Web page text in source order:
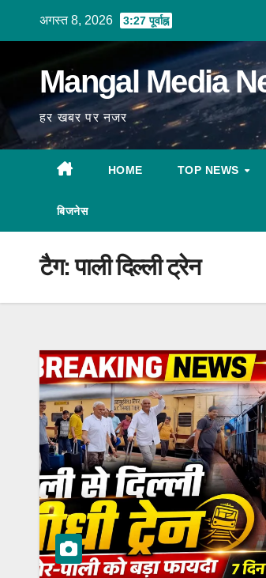
अगस्त 8, 2026 3:27 पूर्वाह्न
Mangal Media
हर खबर पर नजर
HOME TOP NEWS
बिजनेस
टैग:पाली दिल्ली ट्रेन